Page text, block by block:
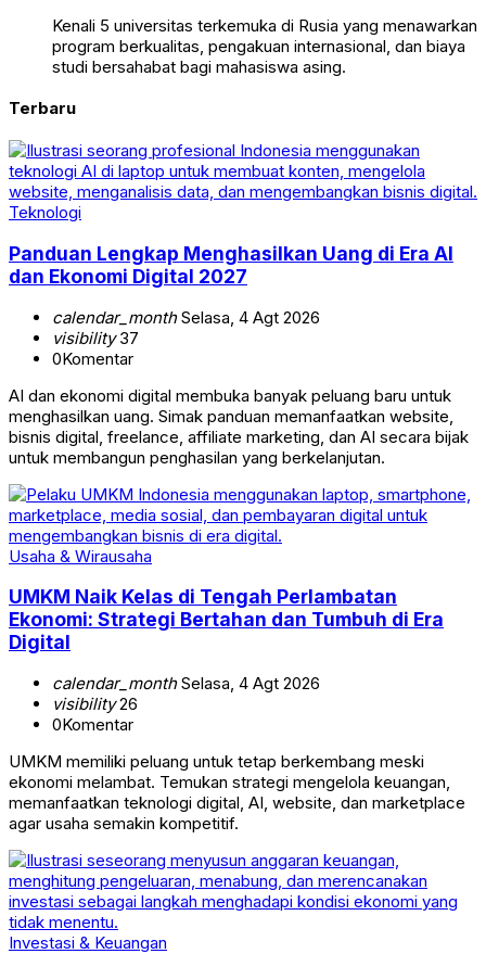
Kenali 5 universitas terkemuka di Rusia yang menawarkan
program berkualitas, pengakuan internasional, dan biaya
studi bersahabat bagi mahasiswa asing.
Terbaru
Teknologi
Panduan Lengkap Menghasilkan Uang di Era AI
dan Ekonomi Digital 2027
calendar_monthSelasa, 4 Agt 2026
visibility37
0Komentar
AI dan ekonomi digital membuka banyak peluang baru untuk
menghasilkan uang. Simak panduan memanfaatkan website,
bisnis digital, freelance, affiliate marketing, dan AI secara bijak
untuk membangun penghasilan yang berkelanjutan.
Usaha & Wirausaha
UMKM Naik Kelas di Tengah Perlambatan
Ekonomi: Strategi Bertahan dan Tumbuh di Era
Digital
calendar_monthSelasa, 4 Agt 2026
visibility26
0Komentar
UMKM memiliki peluang untuk tetap berkembang meski
ekonomi melambat. Temukan strategi mengelola keuangan,
memanfaatkan teknologi digital, AI, website, dan marketplace
agar usaha semakin kompetitif.
Investasi & Keuangan